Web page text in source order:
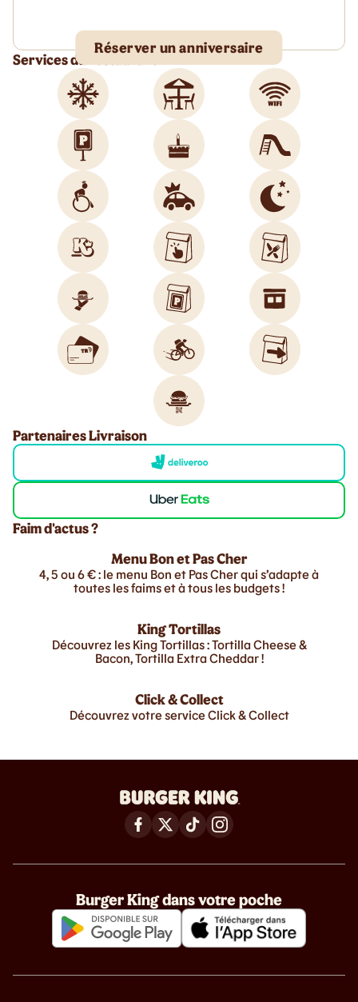
Réserver un anniversaire
Services du restaurant
Partenaires Livraison
Faim d'actus ?
Menu Bon et Pas Cher
4, 5 ou 6 € : le menu Bon et Pas Cher qui s’adapte à
toutes les faims et à tous les budgets !
King Tortillas
Découvrez les King Tortillas : Tortilla Cheese &
Bacon, Tortilla Extra Cheddar !
Click & Collect
Découvrez votre service Click & Collect
Burger King dans votre poche